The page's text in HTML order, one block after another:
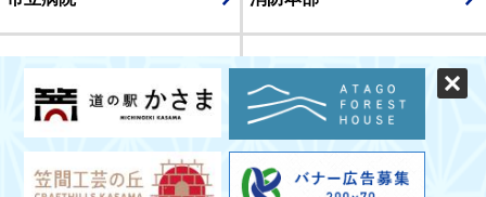
議会
表示 スマートフォン版 パソコン版